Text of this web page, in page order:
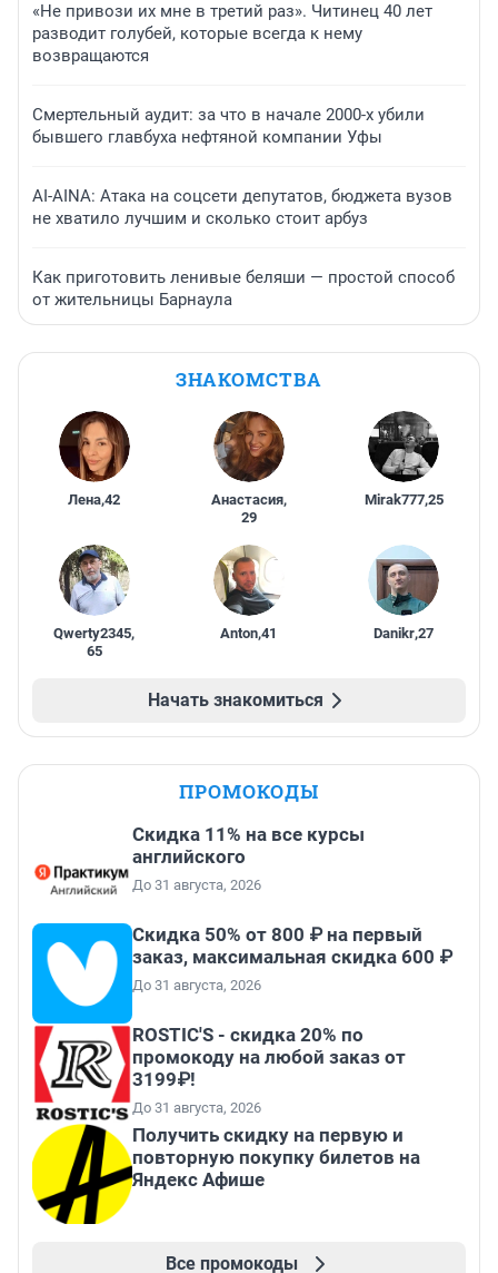
«Не привози их мне в третий раз». Читинец 40 лет
разводит голубей, которые всегда к нему
возвращаются
Смертельный аудит: за что в начале 2000-х убили
бывшего главбуха нефтяной компании Уфы
AI-AINA: Атака на соцсети депутатов, бюджета вузов
не хватило лучшим и сколько стоит арбуз
Как приготовить ленивые беляши — простой способ
от жительницы Барнаула
ЗНАКОМСТВА
Лена,42 Анастасия,
29
Mirak777,25
Qwerty2345,
65
Anton,41 Danikr,27
Начать знакомиться
ПРОМОКОДЫ
Скидка 11% на все курсы
английского
До 31 августа, 2026
Скидка 50% от 800 ₽ на первый
заказ, максимальная скидка 600 ₽
До 31 августа, 2026
ROSTIC'S - скидка 20% по
промокоду на любой заказ от
3199₽!
До 31 августа, 2026
Получить скидку на первую и
повторную покупку билетов на
Яндекс Афише
Все промокоды